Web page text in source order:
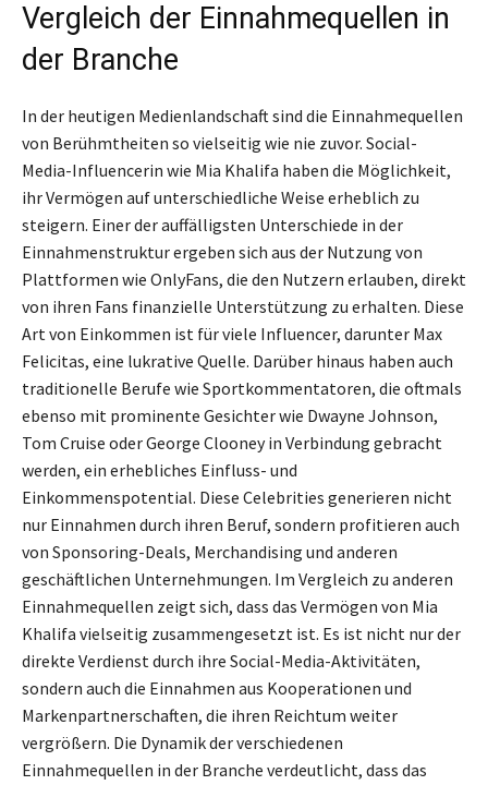
Vergleich der Einnahmequellen in
der Branche
In der heutigen Medienlandschaft sind die Einnahmequellen
von Berühmtheiten so vielseitig wie nie zuvor. Social-
Media-Influencerin wie Mia Khalifa haben die Möglichkeit,
ihr Vermögen auf unterschiedliche Weise erheblich zu
steigern. Einer der auffälligsten Unterschiede in der
Einnahmenstruktur ergeben sich aus der Nutzung von
Plattformen wie OnlyFans, die den Nutzern erlauben, direkt
von ihren Fans finanzielle Unterstützung zu erhalten. Diese
Art von Einkommen ist für viele Influencer, darunter Max
Felicitas, eine lukrative Quelle. Darüber hinaus haben auch
traditionelle Berufe wie Sportkommentatoren, die oftmals
ebenso mit prominente Gesichter wie Dwayne Johnson,
Tom Cruise oder George Clooney in Verbindung gebracht
werden, ein erhebliches Einfluss- und
Einkommenspotential. Diese Celebrities generieren nicht
nur Einnahmen durch ihren Beruf, sondern profitieren auch
von Sponsoring-Deals, Merchandising und anderen
geschäftlichen Unternehmungen. Im Vergleich zu anderen
Einnahmequellen zeigt sich, dass das Vermögen von Mia
Khalifa vielseitig zusammengesetzt ist. Es ist nicht nur der
direkte Verdienst durch ihre Social-Media-Aktivitäten,
sondern auch die Einnahmen aus Kooperationen und
Markenpartnerschaften, die ihren Reichtum weiter
vergrößern. Die Dynamik der verschiedenen
Einnahmequellen in der Branche verdeutlicht, dass das